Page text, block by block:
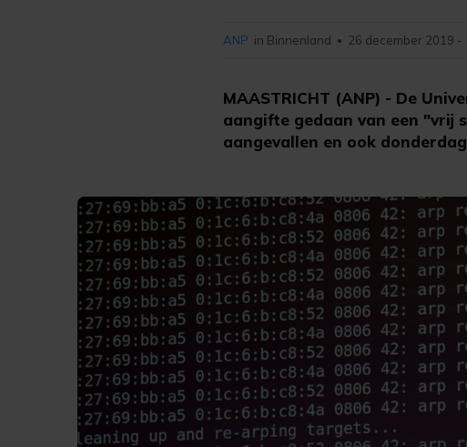
MAASTRICHT (ANP) - De
aangifte gedaan van een "vrij
aangevallen en ook
ANP in Binnenland • 26 december 2019 -